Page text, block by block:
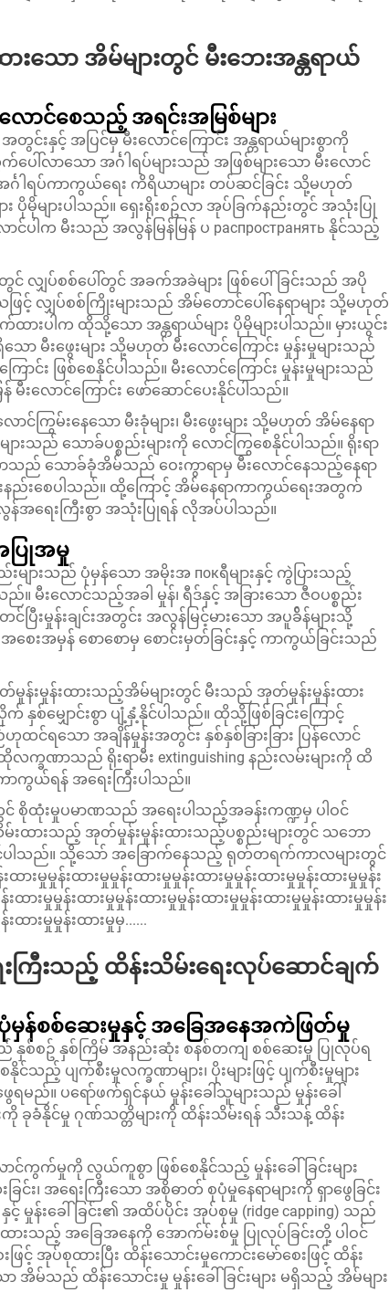
ားသော အိမ်များတွင် မီးဘေးအန္တရာယ်
ောင်စေသည့် အရင်းအမြစ်များ
င့် အပြင်မှ မီးလောင်ကြောင်း အန္တရာယ်များစွာကို
ါ်လာသော အင်္ဂါရပ်များသည် အဖြစ်များသော မီးလောင်
င်္ဂါရပ်ကာကွယ်ရေး ကိရိယာများ တပ်ဆင်ခြင်း သို့မဟုတ်
ပိုမိုများပါသည်။ ရှေးရိုးစဥ်လာ အုပ်ခြက်နည်းတွင် အသုံးပြု
င်ပါက မီးသည် အလွန်မြန်မြန် ပ распространять နိုင်သည့်
င် လျှပ်စစ်ပေါ်တွင် အခက်အခဲများ ဖြစ်ပေါ်ခြင်းသည် အပို
ြင့် လျှပ်စစ်ကြိုးများသည် အိမ်တောင်ပေါ်နေရာများ သို့မဟုတ်
ထားပါက ထိုသို့သော အန္တရာယ်များ ပိုမိုများပါသည်။ မှားယွင်း
ာ မီးဖွေးများ သို့မဟုတ် မီးလောင်ကြောင်း မှုန်းမှုများသည်
င်း ဖြစ်စေနိုင်ပါသည်။ မီးလောင်ကြောင်း မှုန်းမှုများသည်
လောင်ကြောင်း ဖော်ဆောင်ပေးနိုင်ပါသည်။
င်ကြွမ်းနေသော မီးခုံများ၊ မီးဖွေးများ သို့မဟုတ် အိမ်နေရာ
သည် သောခ်ပစ္စည်းများကို လောင်ကြွစေနိုင်ပါသည်။ ရိုးရာ
ာသည် သောခ်ခုံအိမ်သည် ဝေးကွာရာမှ မီးလောင်နေသည့်နေရာ
ားနည်းစေပါသည်။ ထို့ကြောင့် အိမ်နေရာကာကွယ်ရေးအတွက်
အရေးကြီးစွာ အသုံးပြုရန် လိုအပ်ပါသည်။
ပြုအမှု
ျားသည် ပုံမှန်သော အမိုးအ покရီများနှင့် ကွဲပြားသည့်
။ မီးလောင်သည့်အခါ မှုန်၊ ရီဒ်နှင့် အခြားသော ဇီဝပစ္စည်း
ပြီးမှုန်းချင်းအတွင်း အလွန်မြင့်မားသော အပူခ်ိန်များသို့
စေးအမှန် စောစောမှ စောင်းမှတ်ခြင်းနှင့် ကာကွယ်ခြင်းသည်
မှုန်းမှုန်းထားသည့်အိမ်များတွင် မီးသည် အုတ်မှုန်းမှုန်းထား
စ်မျှောင်းစွာ ပျံ့နှံ့နိုင်ပါသည်။ ထိုသို့ဖြစ်ခြင်းကြောင့်
ရသော အချိန်မှုန်းအတွင်း နှစ်နှစ်ခြားခြား ပြန်လောင်
လက္ခဏာသည် ရိုးရာမီး extinguishing နည်းလမ်းများကို ထိ
ာကွယ်ရန် အရေးကြီးပါသည်။
စိုထုံးမှုပမာဏသည် အရေးပါသည့်အခန်းကဏ္ဍမှ ပါဝင်
ထားသည့် အုတ်မှုန်းမှုန်းထားသည့်ပစ္စည်းများတွင် သဘော
ပါသည်။ သို့သော် အခြောက်နေသည့် ရုတ်တရက်ကာလများတွင်
မှုမှုန်းထားမှုမှုန်းထားမှုမှုန်းထားမှုမှုန်းထားမှုမှုန်းထားမှုမှုန်း
ထားမှုမှုန်းထားမှုမှုန်းထားမှုမှုန်းထားမှုမှုန်းထားမှုမှုန်းထားမှုမှုန်း
ထားမှုမှုန်းထားမှုမှ......
ြီးသည့် ထိန်းသိမ်းရေးလုပ်ဆောင်ချက်
မှန်စစ်ဆေးမှုနှင့် အခြေအနေအကဲဖြတ်မှု
နှစ်စဥ် နှစ်ကြိမ် အနည်းဆုံး စနစ်တကျ စစ်ဆေးမှု ပြုလုပ်ရ
ပျက်စီးမှုလက္ခဏာများ၊ ပိုးများဖြင့် ပျက်စီးမှုများ
မည်။ ပရော်ဖက်ရှင်နယ် မှုန်းခေါ်သူများသည် မှုန်းခေါ်
ကို ခုခံနိုင်မှု ဂုဏ်သတ္တိများကို ထိန်းသိမ်းရန် သီးသန့် ထိန်း
င်ကွက်မှုကို လွယ်ကူစွာ ဖြစ်စေနိုင်သည့် မှုန်းခေါ်ခြင်းများ
င်း၊ အရေးကြီးသော အစိုဓာတ် စုပုံမှုနေရာများကို ရှာဖွေခြင်း
မှုန်းခေါ်ခြင်း၏ အထိပ်ပိုင်း အုပ်စုမှု (ridge capping) သည်
ထားသည့် အခြေအနေကို အောက်မ်းစ်မှု ပြုလုပ်ခြင်းတို့ ပါဝင်
ဖြင့် အုပ်စုထားပြီး ထိန်းသောင်းမှုကောင်းမော်စေးဖြင့် ထိန်း
အိမ်သည် ထိန်းသောင်းမှု မှုန်းခေါ်ခြင်းများ မရှိသည့် အိမ်များ